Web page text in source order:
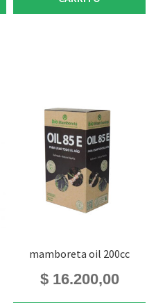
mamboreta oil 200cc
$16.200,00